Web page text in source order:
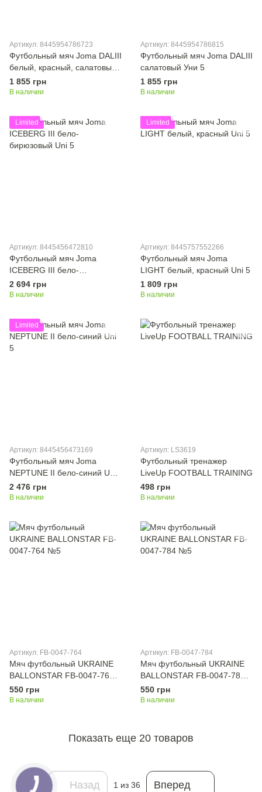
Артикул: 8445954786723
Футбольный мяч Joma DALIII
белый, красный, салатовый
Уни 5
1 855 грн
В наличии
Артикул: 8445954786815
Футбольный мяч Joma DALIII
салатовый Уни 5
1 855 грн
В наличии
Limited
Артикул: 8445456472810
Футбольный мяч Joma
ICEBERG III бело-
бирюзовый Uni 5
2 694 грн
В наличии
Limited
Артикул: 8445757552266
Футбольный мяч Joma
LIGHT белый, красный Uni 5
1 809 грн
В наличии
Limited
Артикул: 8445456473169
Футбольный мяч Joma
NEPTUNE II бело-синий Uni
5
2 476 грн
В наличии
Артикул: LS3619
Футбольный тренажер
LiveUp FOOTBALL TRAINING
498 грн
В наличии
Артикул: FB-0047-764
Мяч футбольный UKRAINE
BALLONSTAR FB-0047-764
№5
550 грн
В наличии
Артикул: FB-0047-784
Мяч футбольный UKRAINE
BALLONSTAR FB-0047-784
№5
550 грн
В наличии
Показать еще 20 товаров
Назад 1 из 36 Вперед